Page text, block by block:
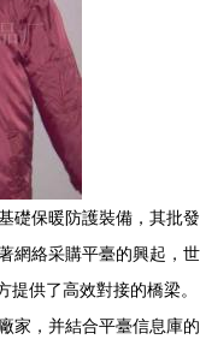
礎保暖防護裝備，其批發
網絡采購平臺的興起，世
供了高效對接的橋梁。
家，并結合平臺信息庫的